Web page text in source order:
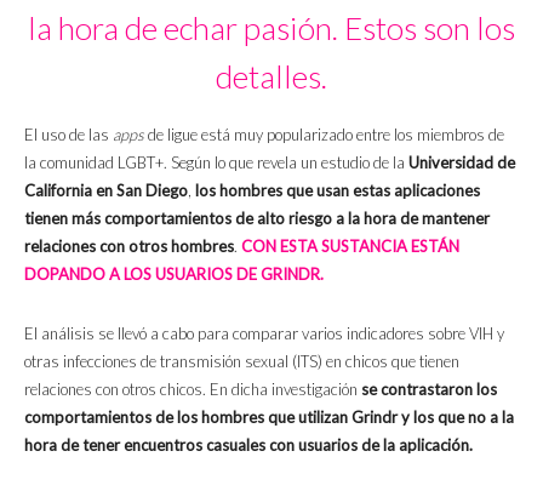
la hora de echar pasión. Estos son los
detalles.
El uso de las appsde ligue está muy popularizado entre los miembros de
la comunidad LGBT+. Según lo que revela un estudio de la Universidad de
California en San Diego, los hombres que usan estas aplicaciones
tienen más comportamientos de alto riesgo a la hora de mantener
relaciones con otros hombres. CON ESTA SUSTANCIA ESTÁN
DOPANDO A LOS USUARIOS DE GRINDR.
El análisis se llevó a cabo para comparar varios indicadores sobre VIH y
otras infecciones de transmisión sexual (ITS) en chicos que tienen
relaciones con otros chicos. En dicha investigación se contrastaron los
comportamientos de los hombres que utilizan Grindr y los que no a la
hora de tener encuentros casuales con usuarios de la aplicación.